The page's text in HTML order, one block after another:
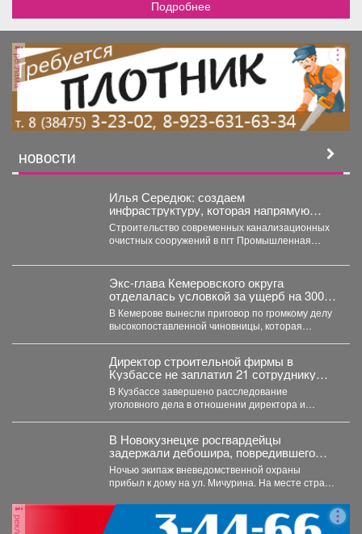
Подробнее
реклама
НОВОСТИ
Илья Середюк: создаем
инфраструктуру, которая напрямую
повышает качество жизни людей
Строительство современных канализационных
очистных сооружений в пгт Промышленная
готовность...
Экс-глава Кемеровского округа
отделалась условкой за ущерб на 300
млн рублей
В Кемерове вынесли приговор по громкому делу
высокопоставленной чиновницы, которая
Директор строительной фирмы в
Кузбассе не заплатил 21 сотруднику
деньги
В Кузбассе завершено расследование
уголовного дела в отношении директора и
В Новокузнецке росгвардейцы
задержали дебошира, повредившего
окно и дверь квартиры сожительницы
Ночью экипаж вневедомственной охраны
прибыл к дому на ул. Мичурина. На месте стражи